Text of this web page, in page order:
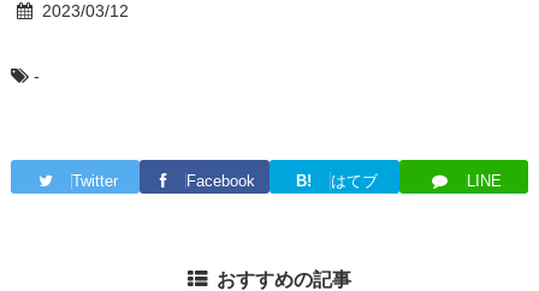
2023/03/12
-
Twitter Facebook B! はてブ LINE
おすすめの記事